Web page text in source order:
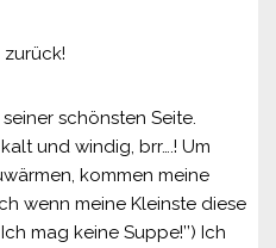
schönsten Seite.
und windig, brr….! Um
kommen meine
wenn meine Kleinste diese
mag keine Suppe!’’) Ich